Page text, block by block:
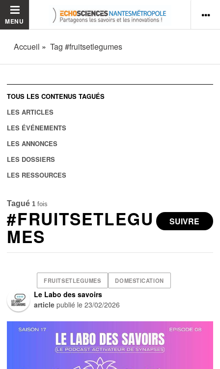
MENU
Accueil Tag #fruitsetlegumes
TOUS LES CONTENUS TAGUÉS
LES ARTICLES
LES ÉVÉNEMENTS
LES ANNONCES
LES DOSSIERS
LES RESSOURCES
Tagué 1 fois
SUIVRE
#FRUITSETLEGU
MES
FRUITSETLEGUMES DOMESTICATION
Le Labo des savoirs
article publié le23/02/2026